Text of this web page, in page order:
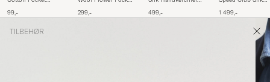
99,- 299,- 499,- 1 499,-
TILBEHØR